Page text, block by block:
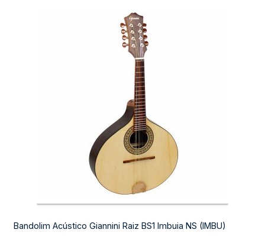
Bandolim Acústico Giannini Raiz BS1 Imbuia NS (IMBU)